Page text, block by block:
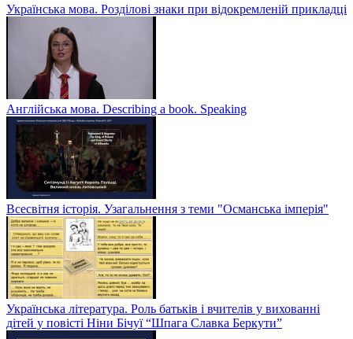
Українська мова. Розділові знаки при відокремленій прикладці
Англійська мова. Describing a book. Speaking
Всесвітня історія. Узагальнення з теми "Османська імперія"
Українська література. Роль батьків і вчителів у вихованні
дітей у повісті Ніни Бічуї “Шпага Славка Беркути”